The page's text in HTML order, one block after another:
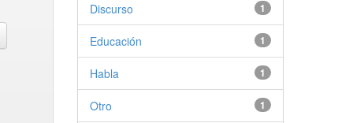
1
Discurso
1
Educación
1
Habla
1
Otro